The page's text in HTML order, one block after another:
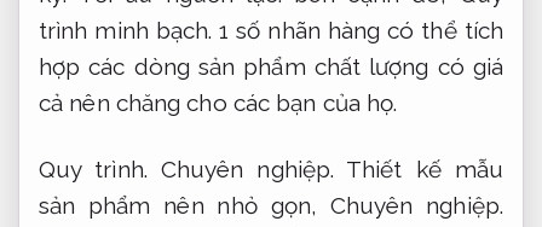
trình minh bạch. 1 số nhãn hàng có thể tích
hợp các dòng sản phẩm chất lượng có giá
cả nên chăng cho các bạn của họ.
Quy trình. Chuyên nghiệp. Thiết kế mẫu
sản phẩm nên nhỏ gọn, Chuyên nghiệp.